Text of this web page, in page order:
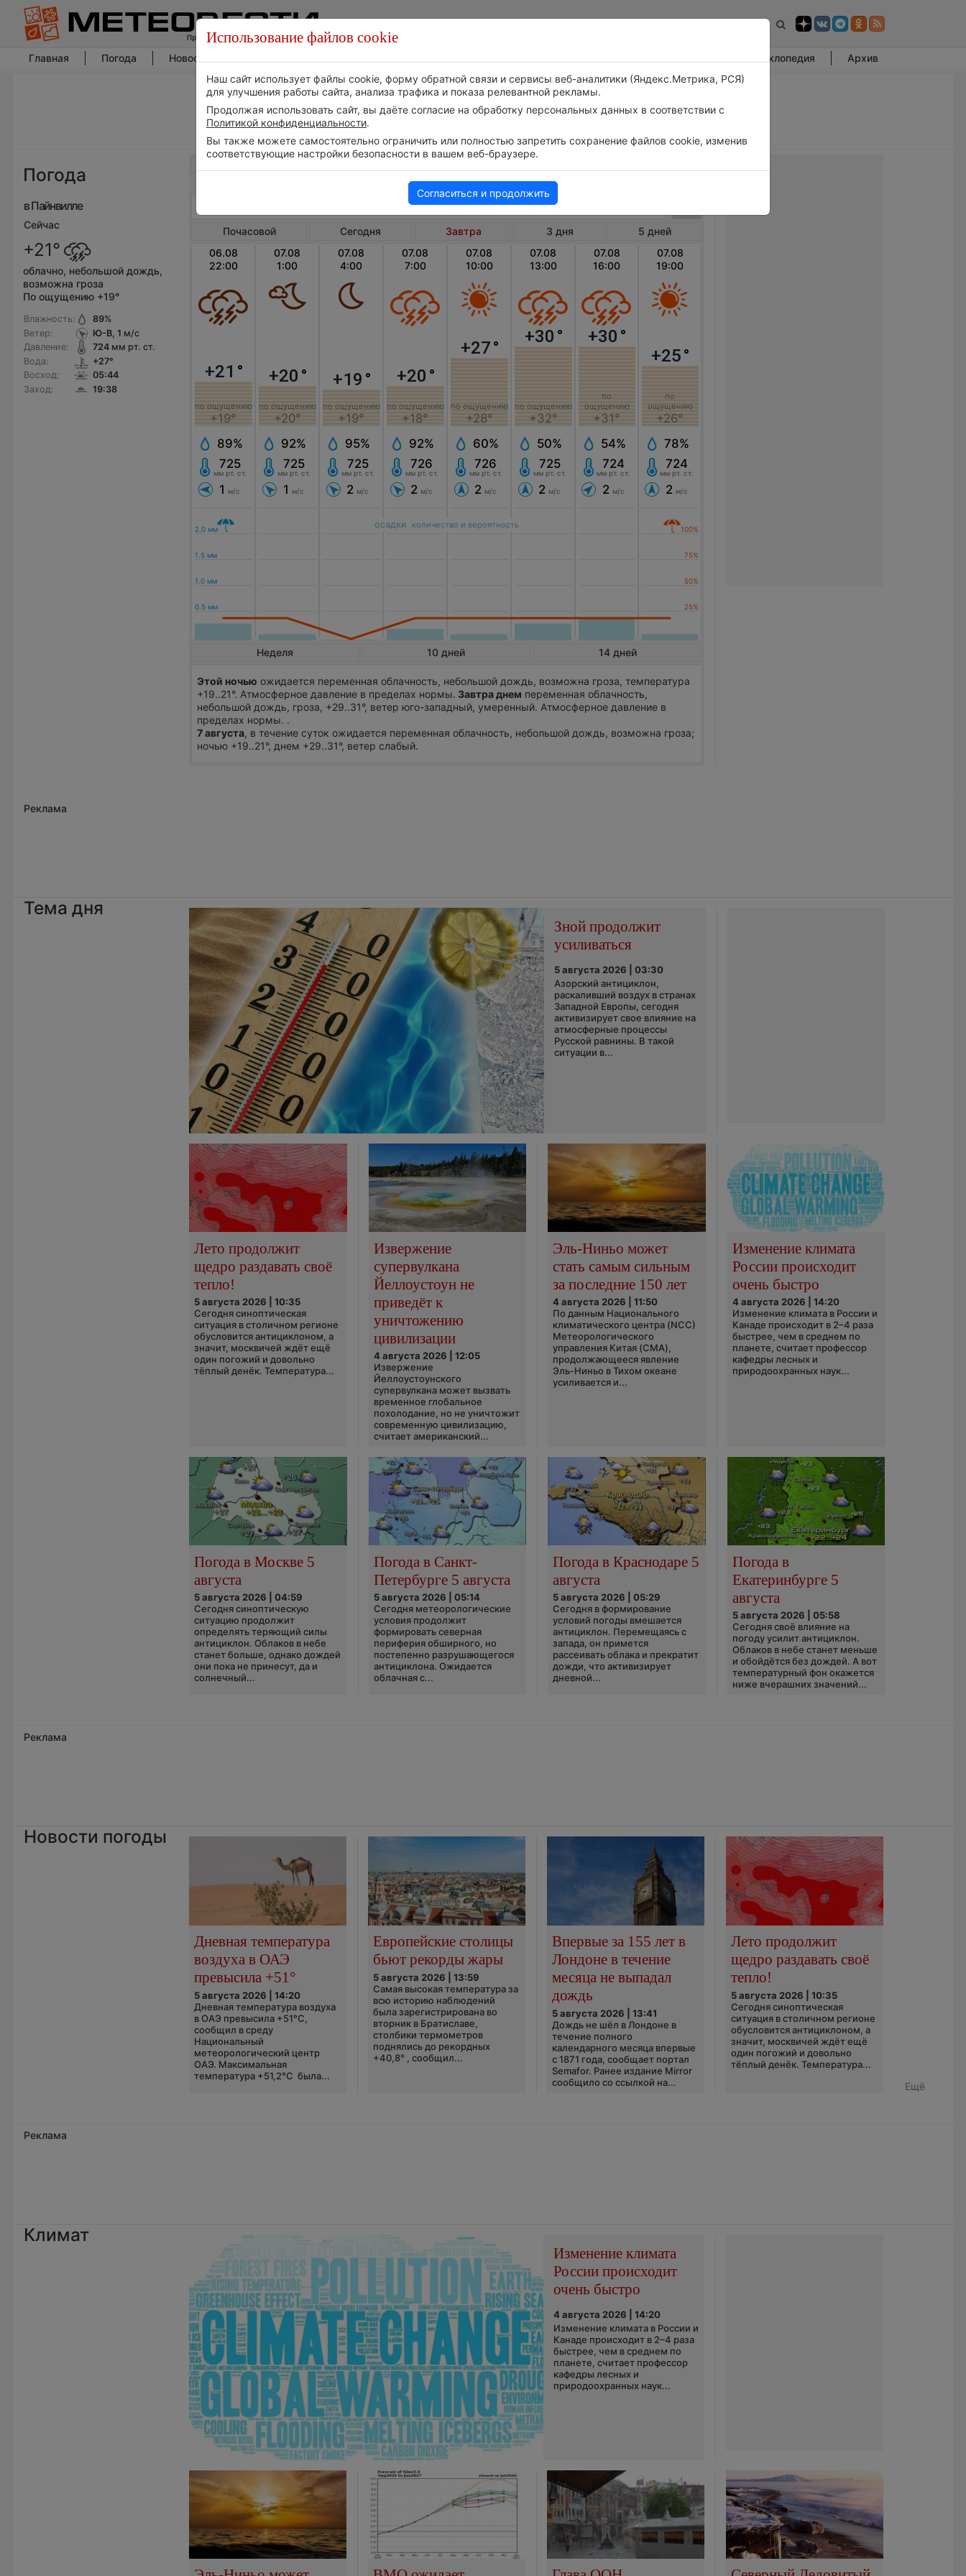
Главная Погода Новости погоды Энциклопедия Архив
Погода
в Пайнвилле
Сейчас
+21°
облачно, небольшой дождь,
возможна гроза
По ощущению +19°
Влажность:
Ветер:
Давление:
Вода:
Восход:
Заход:
89%
Ю-В, 1 м/с
724мм рт. ст.
+27°
05:44
19:38
Погода в Пайнвилле на завтра
Почасовой Сегодня Завтра 3 дня
5 дней
06.08
22:00
+21 °
по ощущению
+19°
89%
725
мм рт. ст.
1 м/с
07.08
1:00
+20 °
по ощущению
+20°
92%
725
мм рт. ст.
1 м/с
07.08
4:00
+19 °
по ощущению
+19°
95%
725
мм рт. ст.
2 м/с
07.08
7:00
+20 °
по ощущению
+18°
92%
726
мм рт. ст.
2 м/с
07.08
10:00
+27°
по ощущению
+28°
60%
726
мм рт. ст.
2 м/с
07.08
13:00
+30 °
по ощущению
+32°
50%
725
мм рт. ст.
2 м/с
07.08
16:00
+30 °
по
ощущению
+31°
54%
724
мм рт. ст.
2 м/с
07.08
19:00
+25°
по
ощущению
+26°
78%
724
мм рт. ст.
2 м/с
осадки количество и вероятность
Неделя 10 дней 14 дней
Этой ночью ожидается переменная облачность, небольшой дождь, возможна гроза, температура
+19..21°. Атмосферное давление в пределах нормы. Завтра днем переменная облачность,
небольшой дождь, гроза, +29..31°, ветер юго-западный, умеренный. Атмосферное давление в
пределах нормы. .
7 августа, в течение суток ожидается переменная облачность, небольшой дождь, возможна гроза;
ночью +19..21°, днем +29..31°, ветер слабый.
Реклама
Тема дня
Зной продолжит
усиливаться
5 августа 2026 | 03:30
Азорский антициклон,
раскаливший воздух в странах
Западной Европы, сегодня
активизирует свое влияние на
атмосферные процессы
Русской равнины. В такой
ситуации в...
Лето продолжит
щедро раздавать своё
тепло!
5 августа 2026 | 10:35
Сегодня синоптическая
ситуация в столичном регионе
обусловится антициклоном, а
значит, москвичей ждёт ещё
один погожий и довольно
тёплый денёк. Температура...
Извержение
супервулкана
Йеллоустоун не
приведёт к
уничтожению
цивилизации
4 августа 2026 | 12:05
Извержение
Йеллоустоунского
супервулкана может вызвать
временное глобальное
похолодание, но не уничтожит
современную цивилизацию,
считает американский...
Эль-Ниньо может
стать самым сильным
за последние 150 лет
4 августа 2026 | 11:50
По данным Национального
климатического центра (NCC)
Метеорологического
управления Китая (CMA),
продолжающееся явление
Эль-Ниньо в Тихом океане
усиливается и...
Изменение климата
России происходит
очень быстро
4 августа 2026 | 14:20
Изменение климата в России и
Канаде происходит в 2–4 раза
быстрее, чем в среднем по
планете, считает профессор
кафедры лесных и
природоохранных наук...
Погода в Москве 5
августа
5 августа 2026 | 04:59
Сегодня синоптическую
ситуацию продолжит
определять теряющий силы
антициклон. Облаков в небе
станет больше, однако дождей
они пока не принесут, да и
солнечный...
Погода в Санкт-
Петербурге 5 августа
5 августа 2026 | 05:14
Сегодня метеорологические
условия продолжит
формировать северная
периферия обширного, но
постепенно разрушающегося
антициклона. Ожидается
облачная с...
Погода в Краснодаре 5
августа
5 августа 2026 | 05:29
Сегодня в формирование
условий погоды вмешается
антициклон. Перемещаясь с
запада, он примется
рассеивать облака и прекратит
дожди, что активизирует
дневной...
Погода в
Екатеринбурге 5
августа
5 августа 2026 | 05:58
Сегодня своё влияние на
погоду усилит антициклон.
Облаков в небе станет меньше
и обойдётся без дождей. А вот
температурный фон окажется
ниже вчерашних значений...
Реклама
Новости погоды
Дневная температура
воздуха в ОАЭ
превысила +51°
5 августа 2026 | 14:20
Дневная температура воздуха
в ОАЭ превысила +51°C,
сообщил в среду
Национальный
метеорологический центр
ОАЭ. Максимальная
температура +51,2°C была...
Европейские столицы
бьют рекорды жары
5 августа 2026 | 13:59
Самая высокая температура за
всю историю наблюдений
была зарегистрирована во
вторник в Братиславе,
столбики термометров
поднялись до рекордных
+40,8° , сообщил...
Впервые за 155 лет в
Лондоне в течение
месяца не выпадал
дождь
5 августа 2026 | 13:41
Дождь не шёл в Лондоне в
течение полного
календарного месяца впервые
с 1871 года, сообщает портал
Semafor. Ранее издание Mirror
сообщило со ссылкой на...
Лето продолжит
щедро раздавать своё
тепло!
5 августа 2026 | 10:35
Сегодня синоптическая
ситуация в столичном регионе
обусловится антициклоном, а
значит, москвичей ждёт ещё
один погожий и довольно
тёплый денёк. Температура...
Ещё
Реклама
Климат
Изменение климата
России происходит
очень быстро
4 августа 2026 | 14:20
Изменение климата в России и
Канаде происходит в 2–4 раза
быстрее, чем в среднем по
планете, считает профессор
кафедры лесных и
природоохранных наук...
Использование файлов cookie
Наш сайт использует файлы cookie, форму обратной связи и сервисы веб-аналитики (Яндекс.Метрика, РСЯ)
для улучшения работы сайта, анализа трафика и показа релевантной рекламы.
Продолжая использовать сайт, вы даёте согласие на обработку персональных данных в соответствии с
Политикой конфиденциальности.
Вы также можете самостоятельно ограничить или полностью запретить сохранение файлов cookie, изменив
соответствующие настройки безопасности в вашем веб-браузере.
Согласиться и продолжить